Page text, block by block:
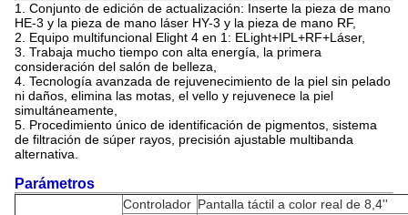
1. Conjunto de edición de actualización: Inserte la pieza de mano
HE-3 y la pieza de mano láser HY-3 y la pieza de mano RF,
2. Equipo multifuncional Elight 4 en 1: ELight+IPL+RF+Láser,
3. Trabaja mucho tiempo con alta energía, la primera
consideración del salón de belleza,
4. Tecnología avanzada de rejuvenecimiento de la piel sin pelado
ni daños, elimina las motas, el vello y rejuvenece la piel
simultáneamente,
5. Procedimiento único de identificación de pigmentos, sistema
de filtración de súper rayos, precisión ajustable multibanda
alternativa.
Parámetros
Controlador Pantalla táctil a color real de 8,4''